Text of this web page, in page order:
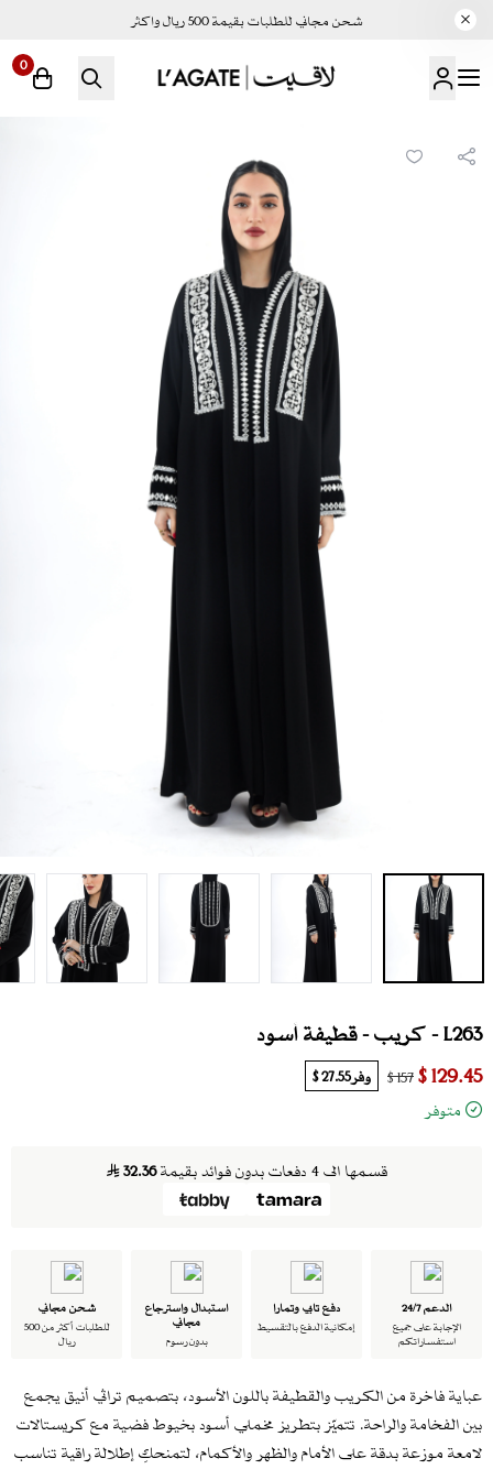
شحن مجاني للطلبات بقيمة 500 ريال واكثر
لاقيت | LAGATE
0
L263 - كريب - قطيفة أسود
129.45 $
157 $ وفر27.55 $
متوفر
قسمها الى 4 دفعات بدون فوائد بقيمة 32.36
الدعم 24/7
الإجابة على جميع
استفساراتكم
دفع تابي وتمارا
إمكانية الدفع بالتقسيط
استبدال واسترجاع
مجاني
بدون رسوم
شحن مجاني
للطلبات أكثر من 500
ريال
عباية فاخرة من الكريب والقطيفة باللون الأسود، بتصميم تراثي أنيق يجمع
بين الفخامة والراحة. تتميّز بتطريز مخملي أسود بخيوط فضية مع كريستالات
لامعة موزعة بدقة على الأمام والظهر والأكمام، لتمنحكِ إطلالة راقية تناسب